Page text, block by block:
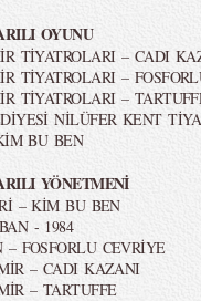
OYUNU
TİYATROLARI – CADI
TİYATROLARI –
TİYATROLARI –
NİLÜFER KENT
BU BEN
YÖNETMENİ
– KİM BU BEN
- 1984
FOSFORLU CEVRİYE
– CADI KAZANI
– TARTUFFE